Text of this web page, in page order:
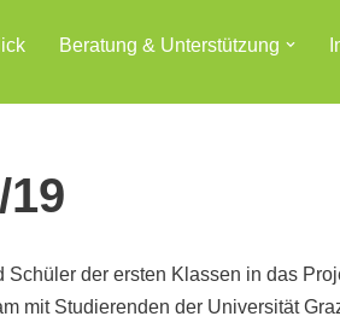
Beratung & Unterstützung
der ersten Klassen in das
mit Studierenden der Universität